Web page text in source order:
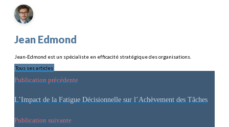
Jean Edmond
Jean-Edmond est un spécialiste en efficacité stratégique des organisations.
Tous ses articles
Publication précédente
L’Impact de la Fatigue Décisionnelle sur l’Achèvement des Tâches
Publication suivante